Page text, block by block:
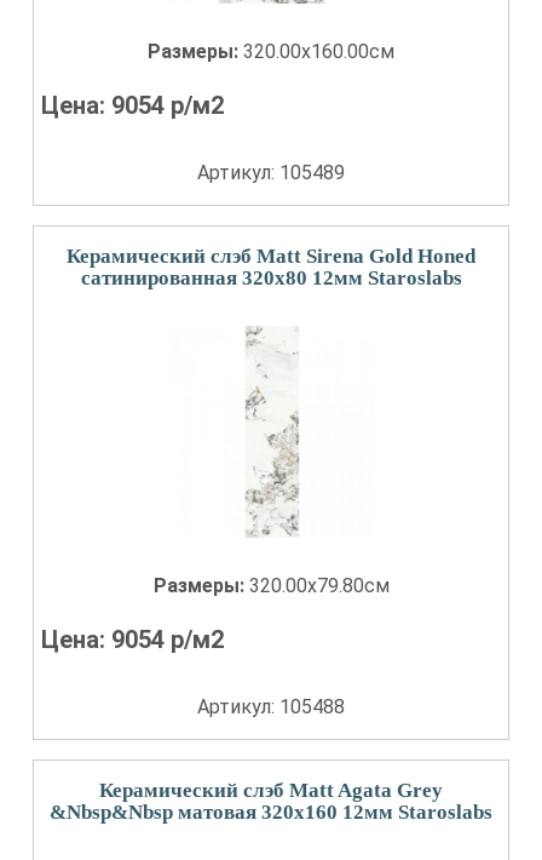
Размеры: 320.00x160.00см
Цена: 9054 р/м2
Артикул: 105489
Керамический слэб Matt Sirena Gold Honed
сатинированная 320x80 12мм Staroslabs
Размеры: 320.00x79.80см
Цена: 9054 р/м2
Артикул: 105488
Керамический слэб Matt Agata Grey
&Nbsp&Nbsp матовая 320x160 12мм Staroslabs